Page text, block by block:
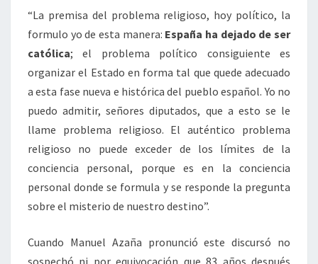
“La premisa del problema religioso, hoy político, la
formulo yo de esta manera: España ha dejado de ser
católica; el problema político consiguiente es
organizar el Estado en forma tal que quede adecuado
a esta fase nueva e histórica del pueblo español. Yo no
puedo admitir, señores diputados, que a esto se le
llame problema religioso. El auténtico problema
religioso no puede exceder de los límites de la
conciencia personal, porque es en la conciencia
personal donde se formula y se responde la pregunta
sobre el misterio de nuestro destino”.
Cuando Manuel Azaña pronunció este discursó no
sospechó ni por equivocación que 83 años después